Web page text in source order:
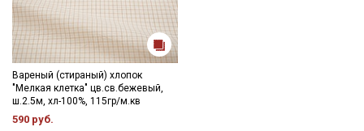
Вареный (стираный) хлопок
"Мелкая клетка" цв.св.бежевый,
ш.2.5м, хл-100%, 115гр/м.кв
590 руб.
Секретная рассылка от Купава